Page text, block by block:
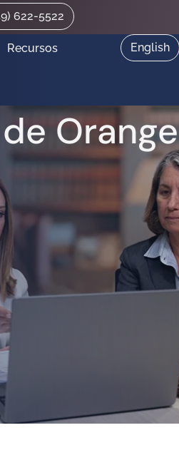
622-5522
Recursos English
Orange